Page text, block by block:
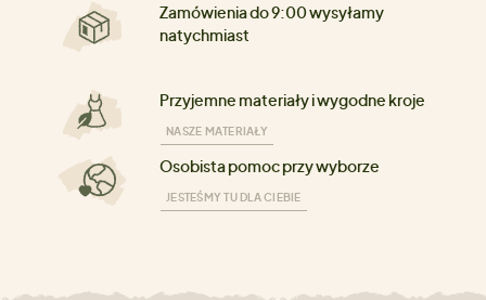
Zamówienia do 9:00 wysyłamy
natychmiast
Przyjemne materiały i wygodne kroje
NASZE MATERIAŁY
Osobista pomoc przy wyborze
JESTEŚMY TU DLA CIEBIE